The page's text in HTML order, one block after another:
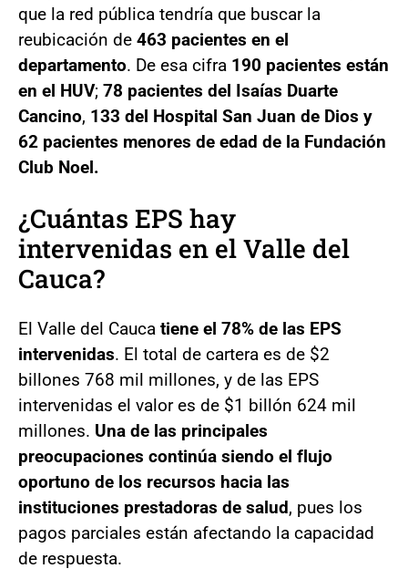
que la red pública tendría que buscar la
reubicación de 463 pacientes en el
departamento. De esa cifra 190 pacientes están
en el HUV; 78 pacientes del Isaías Duarte
Cancino, 133 del Hospital San Juan de Dios y
62 pacientes menores de edad de la Fundación
Club Noel.
¿Cuántas EPS hay
intervenidas en el Valle del
Cauca?
El Valle del Cauca tiene el 78% de las EPS
intervenidas. El total de cartera es de $2
billones 768 mil millones, y de las EPS
intervenidas el valor es de $1 billón 624 mil
millones. Una de las principales
preocupaciones continúa siendo el flujo
oportuno de los recursos hacia las
instituciones prestadoras de salud, pues los
pagos parciales están afectando la capacidad
de respuesta.